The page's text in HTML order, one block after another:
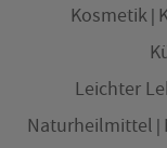
Kosmetik
Leichter
Naturheilmittel